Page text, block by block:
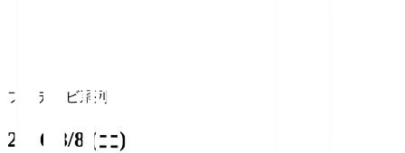
フジテレビ系列
2026/8/8 (土)